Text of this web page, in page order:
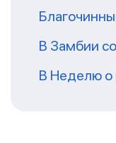
В Замбии
В Неделю о